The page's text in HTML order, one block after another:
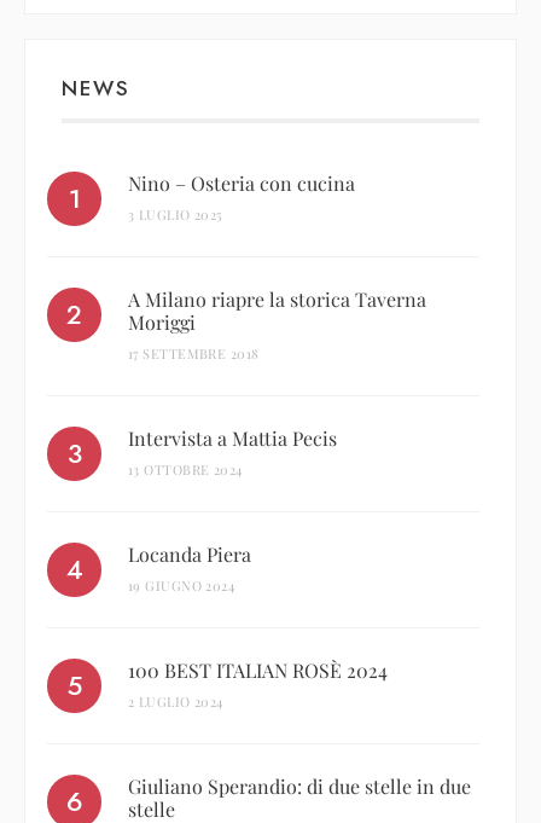
NEWS
Nino – Osteria con cucina
3 LUGLIO 2025
A Milano riapre la storica Taverna
Moriggi
17 SETTEMBRE 2018
Intervista a Mattia Pecis
13 OTTOBRE 2024
Locanda Piera
19 GIUGNO 2024
100 BEST ITALIAN ROSÈ 2024
2 LUGLIO 2024
Giuliano Sperandio: di due stelle in due
stelle